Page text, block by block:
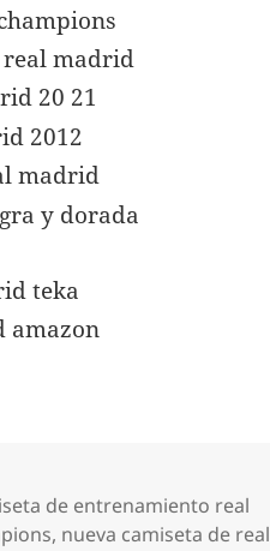
de entrenamiento real
, nueva camiseta de real